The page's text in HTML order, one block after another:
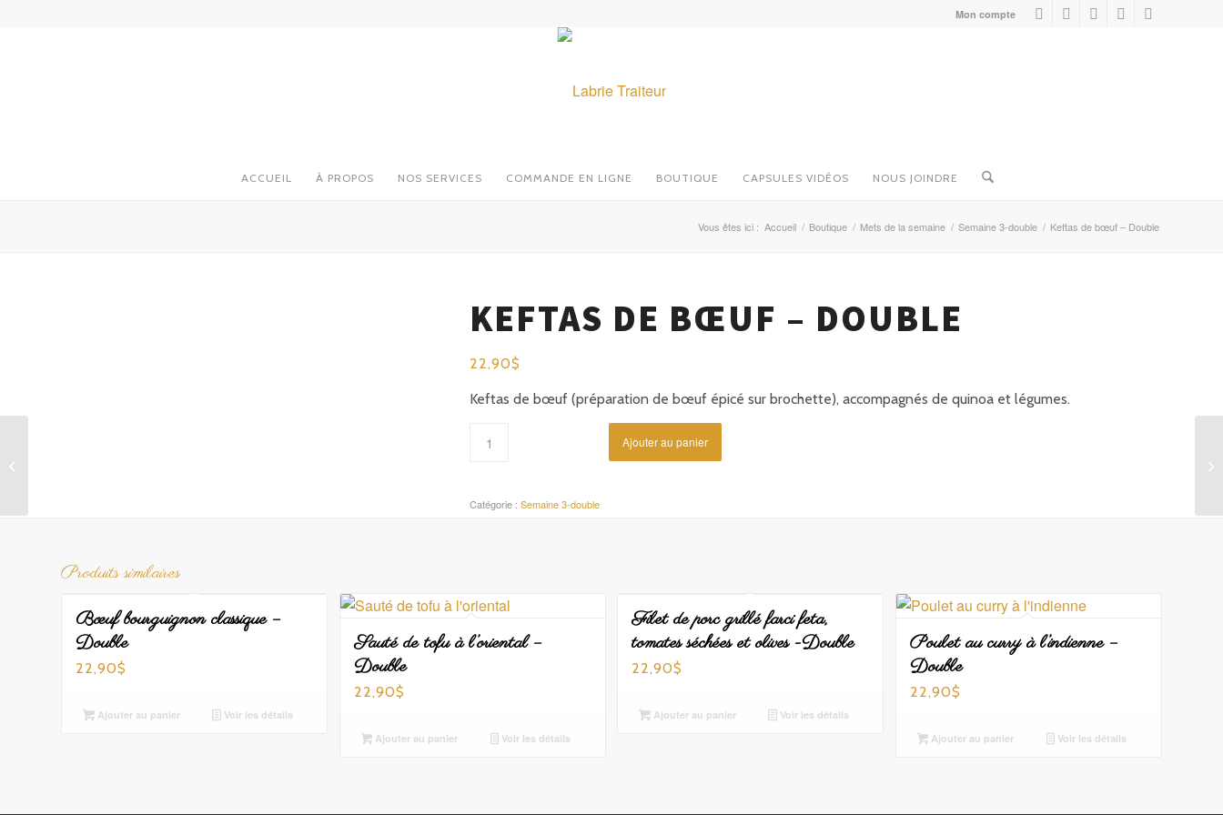
Mon compte
ACCUEIL À PROPOS NOS SERVICES COMMANDE EN LIGNE BOUTIQUE CAPSULES VIDÉOS NOUS JOINDRE
Vous êtes ici : Accueil / Boutique / Mets de la semaine / Semaine 3-double / Keftas de bœuf – Double
KEFTAS DE BŒUF – DOUBLE
22,90$
Keftas de bœuf (préparation de bœuf épicé sur brochette), accompagnés de quinoa et légumes.
Ajouter au panier
Catégorie :Semaine 3-double
Produits similaires
Bœuf bourguignon classique –
Double
22,90$
Ajouter au panier Voir les détails
Sauté de tofu à l’oriental –
Double
22,90$
Ajouter au panier Voir les détails
Filet de porc grillé farci feta,
tomates séchées et olives -Double
22,90$
Ajouter au panier Voir les détails
Poulet au curry à l’indienne –
Double
22,90$
Ajouter au panier Voir les détails